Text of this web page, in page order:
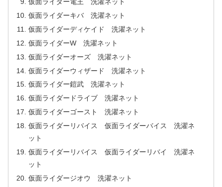
仮面ライダー電王 洗濯ネット
仮面ライダーキバ 洗濯ネット
仮面ライダーディケイド 洗濯ネット
仮面ライダーW 洗濯ネット
仮面ライダーオーズ 洗濯ネット
仮面ライダーウィザード 洗濯ネット
仮面ライダー鎧武 洗濯ネット
仮面ライダードライブ 洗濯ネット
仮面ライダーゴースト 洗濯ネット
仮面ライダーリバイス 仮面ライダーバイス 洗濯ネ
ット
仮面ライダーリバイス 仮面ライダーリバイ 洗濯ネ
ット
仮面ライダージオウ 洗濯ネット